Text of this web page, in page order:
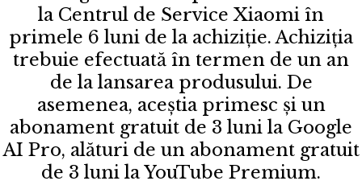
la Centrul de Service Xiaomi în
primele 6 luni de la achiziție. Achiziția
trebuie efectuată în termen de un an
de la lansarea produsului. De
asemenea, aceștia primesc și un
abonament gratuit de 3 luni la Google
AI Pro, alături de un abonament gratuit
de 3 luni la YouTube Premium.